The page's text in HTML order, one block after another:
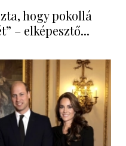
hogy pokollá
– elképesztő...